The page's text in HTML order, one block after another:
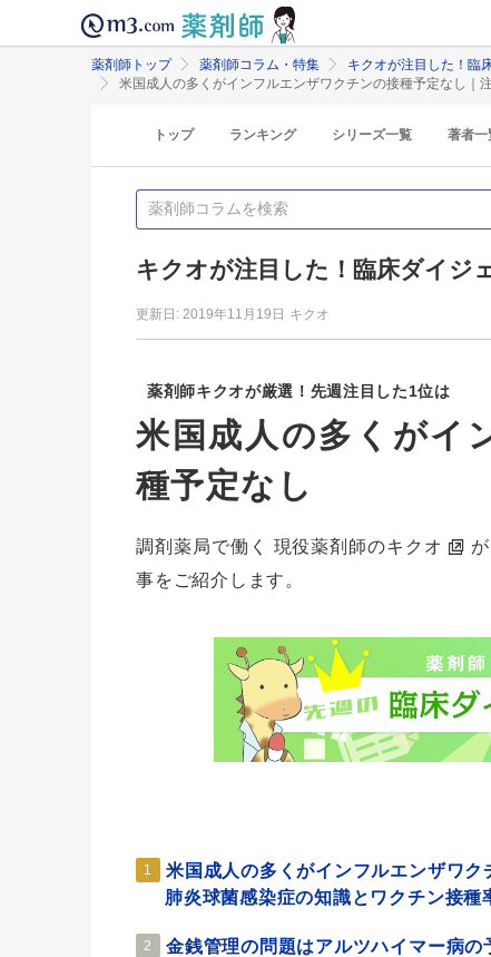
薬剤師トップ 薬剤師コラム・特集
キクオが注目した！臨
米国成人の多くがインフルエンザワクチンの接種予定なし｜
トップ ランキング シリーズ一覧 著者一
キクオが注目した！臨床ダイジ
更新日: 2019年11月19日 キクオ
薬剤師キクオが厳選！先週注目した1位は
米国成人の多くがイ
種予定なし
調剤薬局で働く 現役薬剤師のキクオ
事をご紹介します。
1
米国成人の多くがインフルエンザワク
肺炎球菌感染症の知識とワクチン接種
2
金銭管理の問題はアルツハイマー病の